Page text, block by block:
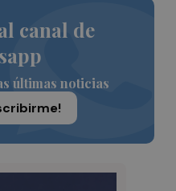
canal de
últimas noticias